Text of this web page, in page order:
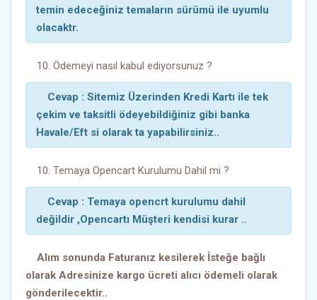
temin edeceğiniz temaların sürümü ile uyumlu
olacaktr.
10. Ödemeyi nasıl kabul ediyorsunuz ?
Cevap : Sitemiz Üzerinden Kredi Kartı ile tek
çekim ve taksitli ödeyebildiğiniz gibi banka
Havale/Eft si olarak ta yapabilirsiniz..
10. Temaya Opencart Kurulumu Dahil mi ?
Cevap : Temaya opencrt kurulumu dahil
değildir ,Opencartı Müşteri kendisi kurar ..
Alım sonunda Faturanız kesilerek İsteğe bağlı
olarak Adresinize kargo ücreti alıcı ödemeli olarak
gönderilecektir..